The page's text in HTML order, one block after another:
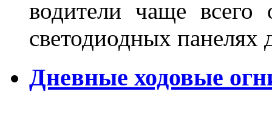
водители чаще всего
светодиодных
Дневные ходовые